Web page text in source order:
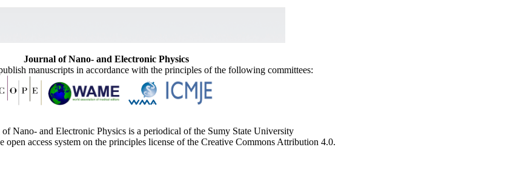
Journal of Nano- and Electronic Physics
manuscripts in accordance with the principles of the following committees:
Nano- and Electronic Physics is a periodical of the Sumy State University
open access system on the principles license of the Creative Commons Attribution 4.0.